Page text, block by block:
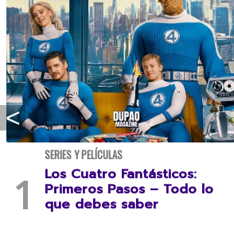
SERIES Y PELÍCULAS
Los Cuatro Fantásticos:
Primeros Pasos – Todo lo
que debes saber